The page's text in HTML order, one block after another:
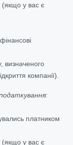
(якщо у вас є
визначеного
компанії).
платником
(якщо у вас є